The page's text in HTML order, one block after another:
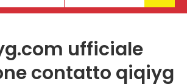
ufficiale
contatto qiqiyg